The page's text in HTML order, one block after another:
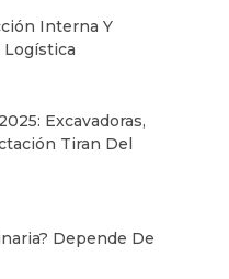
Interna Y
Logística
Excavadoras,
Tiran Del
Depende De